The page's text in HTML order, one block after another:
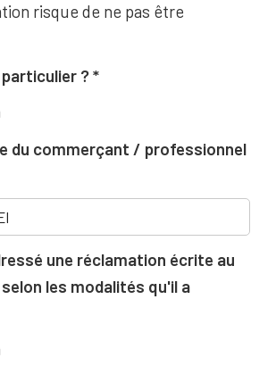
risque de ne pas être
?
du commerçant / professionnel
une réclamation écrite au
les modalités qu'il a